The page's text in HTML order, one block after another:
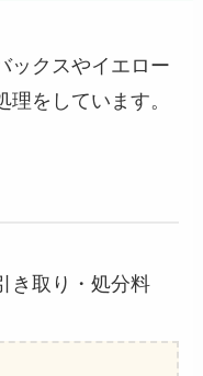
ックスやイエロー
をしています。
き取り・処分料